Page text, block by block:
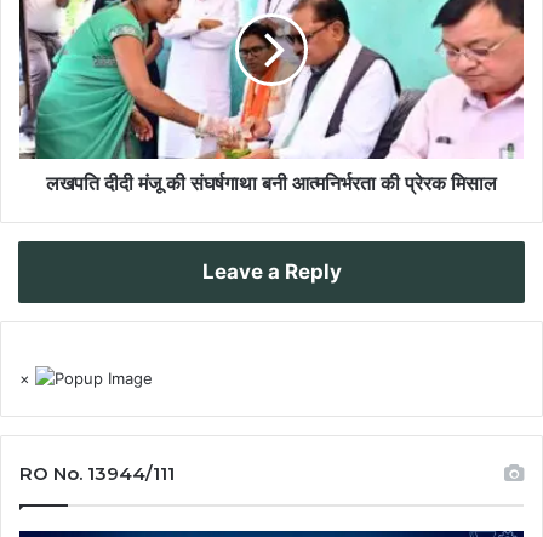
लखपति दीदी मंजू की संघर्षगाथा बनी आत्मनिर्भरता की प्रेरक मिसाल
Leave a Reply
×
RO No. 13944/111